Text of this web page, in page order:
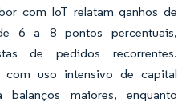
com IoT relatam ganhos de
6 a 8 pontos percentuais,
de pedidos recorrentes.
com uso intensivo de capital
maiores, enquanto